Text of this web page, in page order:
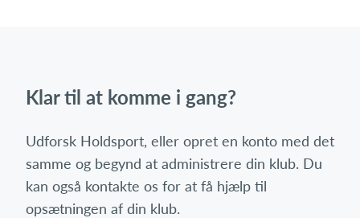
Klar til at komme i gang?
Udforsk Holdsport, eller opret en konto med det
samme og begynd at administrere din klub. Du
kan også kontakte os for at få hjælp til
opsætningen af din klub.